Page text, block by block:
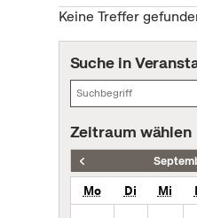
Keine Treffer
Suche in
Zeitraum wählen
Mo Di Mi